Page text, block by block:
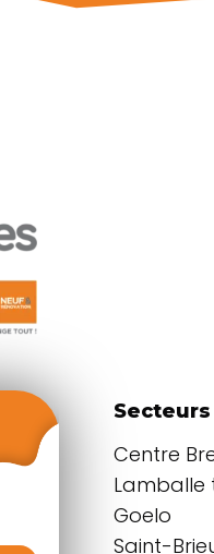
Centre
Lamballe
Goelo
Saint-